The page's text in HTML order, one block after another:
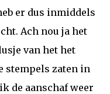
er dus inmiddels
Ach nou ja het
van het het
stempels zaten in
de aanschaf weer